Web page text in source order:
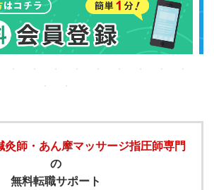
灸師・あん摩マッサージ指圧師専門
の
無料転職サポート